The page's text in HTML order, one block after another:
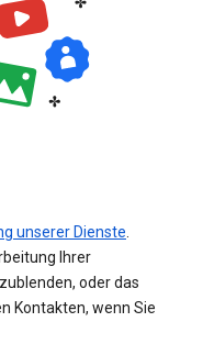
unserer Dienste
Ihrer
oder das
Kontakten, wenn Sie